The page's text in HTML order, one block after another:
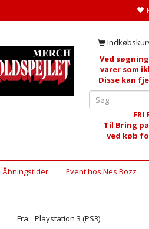
Ved
varer som
Disse kan
FRI
Til Bring
ved køb
Åbningstider Event hos Nes Bozz
Fra: Playstation 3 (PS3)